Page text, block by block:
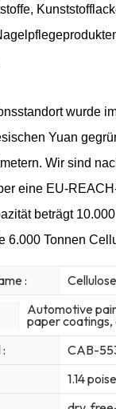
wurde
Yuan
Wir sind
eine EU-
beträgt
6.000 Tonnen
:
Automotive
paper coatings,
CAB-
1.14 poise